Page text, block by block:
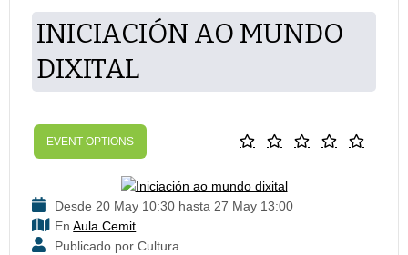
INICIACIÓN AO MUNDO
DIXITAL
EVENT OPTIONS
Desde 20 May 10:30 hasta 27 May 13:00
EnAula Cemit
Publicado por Cultura